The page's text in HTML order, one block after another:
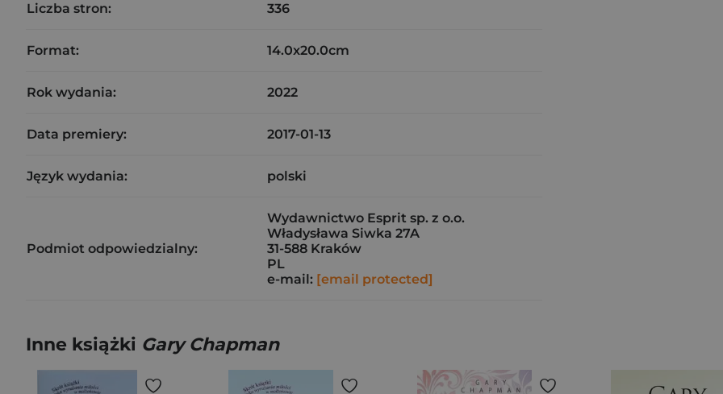
Liczba stron: 336
Format: 14.0x20.0cm
Rok wydania: 2022
Data premiery: 2017-01-13
Język wydania: polski
Podmiot odpowiedzialny:
Wydawnictwo Esprit sp. z o.o.
Władysława Siwka 27A
31-588 Kraków
PL
e-mail: [email protected]
Inne książki Gary Chapman